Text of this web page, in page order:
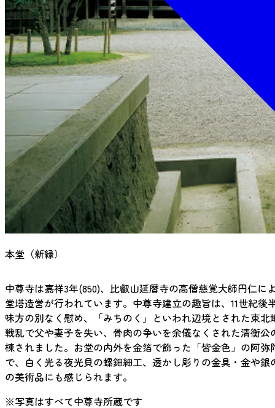
本堂（新緑）
中尊寺は嘉祥3年(850)、比叡山延暦寺の高僧慈覚大師円仁
堂塔造営が行われています。中尊寺建立の趣旨は、11世紀
味方の別なく慰め、「みちのく」といわれ辺境とされた東
戦乱で父や妻子を失い、骨肉の争いを余儀なくされた清衡
棟されました。お堂の内外を金箔で飾った「皆金色」の阿
で、白く光る夜光貝の螺鈿細工、透かし彫りの金具・金や
の美術品にも感じられます。
※写真はすべて中尊寺所蔵です